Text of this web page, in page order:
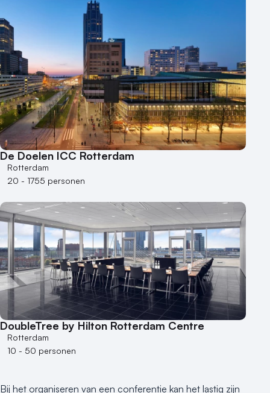
Hotel
Hybride events
Industriële locatie
Kasteel en landgoed
Kleine / intieme locatie
Locaties aan zee
Museum
Theater
Varende locatie
De Doelen ICC Rotterdam
Rotterdam
20 - 1755 personen
DoubleTree by Hilton Rotterdam Centre
Rotterdam
10 - 50 personen
Bij het organiseren van een conferentie kan het lastig zijn